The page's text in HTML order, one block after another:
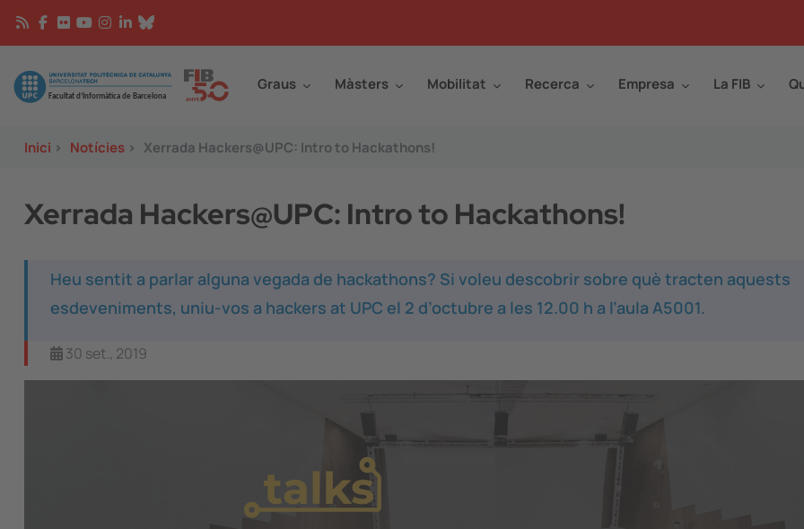
Vés al contingut
Image Graus Màsters Mobilitat Recerca Empresa La FIB
Inici > Notícies > Xerrada Hackers@UPC: Intro to Hackathons!
Xerrada Hackers@UPC: Intro to Hackathons!
Heu sentit a parlar alguna vegada de hackathons? Si voleu descobrir sobre què tracten aquests
esdeveniments, uniu-vos a hackers at UPC el 2 d’octubre a les 12.00 h a l’aula A5001.
30 set., 2019